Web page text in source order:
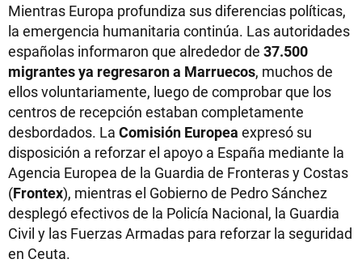
Mientras Europa profundiza sus diferencias políticas,
la emergencia humanitaria continúa. Las autoridades
españolas informaron que alrededor de 37.500
migrantes ya regresaron a Marruecos, muchos de
ellos voluntariamente, luego de comprobar que los
centros de recepción estaban completamente
desbordados. La Comisión Europea expresó su
disposición a reforzar el apoyo a España mediante la
Agencia Europea de la Guardia de Fronteras y Costas
(Frontex), mientras el Gobierno de Pedro Sánchez
desplegó efectivos de la Policía Nacional, la Guardia
Civil y las Fuerzas Armadas para reforzar la seguridad
en Ceuta.